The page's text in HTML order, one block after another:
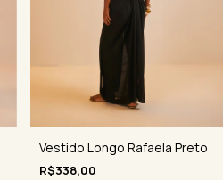
Vestido Longo Rafaela Preto
R$338,00